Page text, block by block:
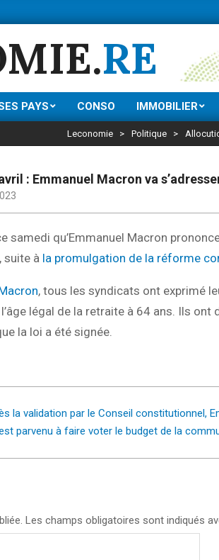
RE
PAYS CONSO IMMOBILIER
Leconomie > Politique >
: Emmanuel Macron va
samedi qu’Emmanuel Macron
suite à la promulgation de la réforme
, tous les syndicats ont exprimé
légal de la retraite à 64 ans. Ils
la loi a été signée.
la validation par le Conseil constitutionnel,
parvenu à faire voter le budget de la
Les champs obligatoires sont indiqués